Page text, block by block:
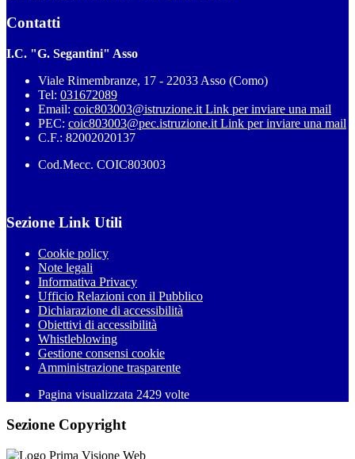
Contatti
I.C. "G. Segantini" Asso
Viale Rimembranze, 17 - 22033 Asso (Como)
Tel: 031672089
Email: coic803003@istruzione.it Link per inviare una mail
PEC: coic803003@pec.istruzione.it Link per inviare una mail
C.F.: 82002020137
Cod.Mecc. COIC803003
Sezione Link Utili
Cookie policy
Note legali
Informativa Privacy
Ufficio Relazioni con il Pubblico
Dichiarazione di accessibilità
Obiettivi di accessibilità
Whistleblowing
Gestione consensi cookie
Amministrazione trasparente
Pagina visualizzata 2429 volte
Sezione Copyright